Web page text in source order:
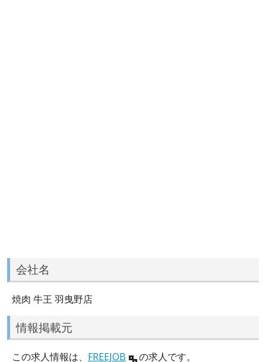
会社名
焼肉 牛王 羽曳野店
情報掲載元
この求人情報は、 FREEJOB の求人です。